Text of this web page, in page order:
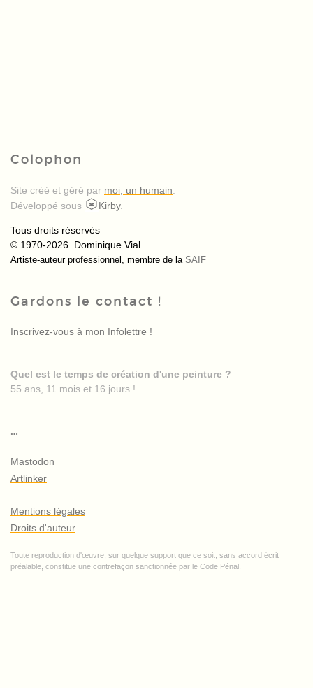
Colophon
Site créé et géré par moi, un humain
Développé sous
Kirby.
Tous droits réservés
© 1970-2026 Dominique Vial
Artiste-auteur professionnel, membre de la SAIF
Gardons le contact !
Inscrivez-vous à mon Infolettre !
Quel est le temps de création d'une peinture ?
55 ans, 11 mois et 16 jours !
…
Mastodon
Artlinker
Mentions légales
Droits d'auteur
Toute reproduction d'œuvre, sur quelque support que ce soit, sans accord écrit
préalable, constitue une contrefaçon sanctionnée par le Code Pénal.